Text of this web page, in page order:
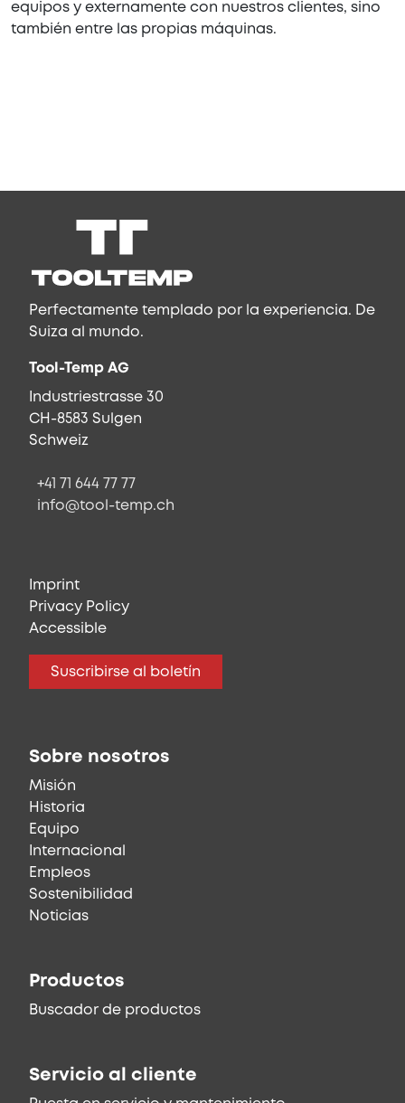
equipos y externamente con nuestros clientes, sino
también entre las propias máquinas.
Perfectamente templado por la experiencia. De
Suiza al mundo.
Tool-Temp AG
Industriestrasse 30
CH-8583 Sulgen
Schweiz
+41 71 644 77 77
info@tool-temp.ch
Imprint
Privacy Policy
Accessible
Suscribirse al boletín
Sobre nosotros
Misión
Historia
Equipo
Internacional
Empleos
Sostenibilidad
Noticias
Productos
Buscador de productos
Servicio al cliente